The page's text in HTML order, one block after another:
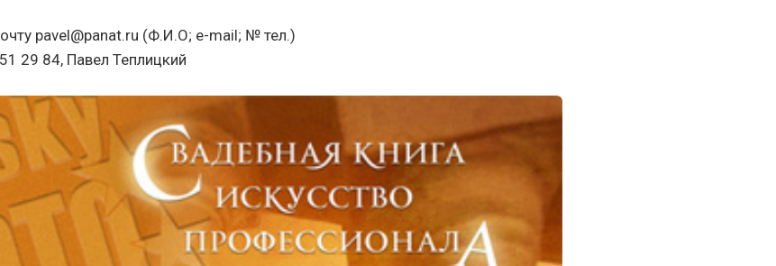
pavel@panat.ru (Ф.И.О; e-mail; № тел.)
29 84, Павел Теплицкий